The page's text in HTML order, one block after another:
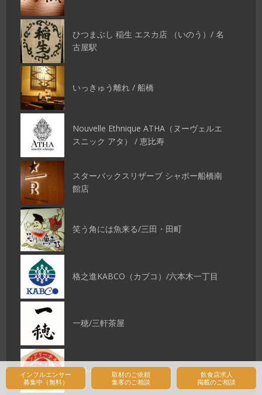
インフルエンサー
募集中（無料）
取材のご依頼
集客のご相談
飲食店求人
掲載のご相談
ひつまぶし 稲生 エスカ店 （いのう）/ 名
古屋駅
いっきゅう離れ / 船橋
Nouvelle Ethnique ATHA（ヌーヴェルエ
スニック アタ） / 恵比寿
スターバックスリザーブ シャポー船橋南
館店
笑う角には魚来る/三田・田町
格之進KABCO（カブコ）/六本木一丁目
一穂/三軒茶屋
ハラペコ鶏/神田